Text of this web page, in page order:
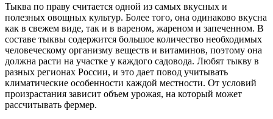
Тыква по праву считается одной из самых вкусных и
полезных овощных культур. Более того, она одинаково вкусна
как в свежем виде, так и в вареном, жареном и запеченном. В
составе тыквы содержится большое количество необходимых
человеческому организму веществ и витаминов, поэтому она
должна расти на участке у каждого садовода. Любят тыкву в
разных регионах России, и это дает повод учитывать
климатические особенности каждой местности. От условий
произрастания зависит объем урожая, на который может
рассчитывать фермер.